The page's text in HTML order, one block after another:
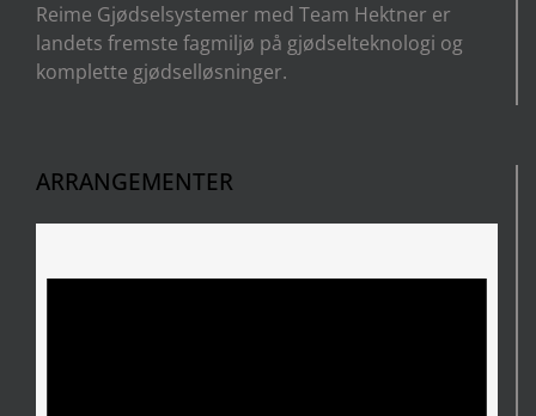
Reime Gjødselsystemer med Team Hektner er
landets fremste fagmiljø på gjødselteknologi og
komplette gjødselløsninger.
ARRANGEMENTER